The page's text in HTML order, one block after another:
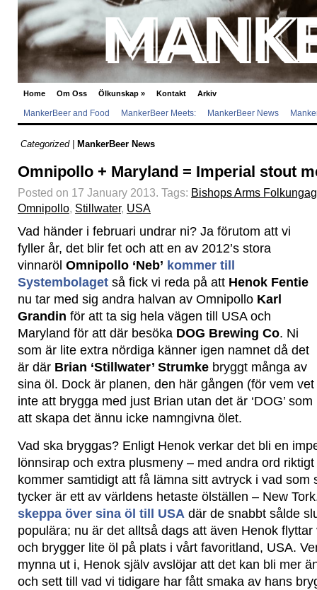
Home Om Oss Ölkunskap » Kontakt Arkiv
MankerBeer and Food MankerBeer Meets: MankerBeer News
Categorized | MankerBeer News
Omnipollo + Maryland = Imperial stout
Posted on 17 January 2013. Tags: Bishops Arms
Omnipollo, Stillwater, USA
Vad händer i februari undrar ni? Ja förutom att vi
fyller år, det blir fet och att en av 2012’s stora
vinnaröl Omnipollo ‘Neb’ kommer till
Systembolaget så fick vi reda på att Henok Fentie
nu tar med sig andra halvan av Omnipollo Karl
Grandin för att ta sig hela vägen till USA och
Maryland för att där besöka DOG Brewing Co. Ni
som är lite extra nördiga känner igen namnet då det
är där Brian ‘Stillwater’ Strumke bryggt många av
sina öl. Dock är planen, den här gången (för vem
inte att brygga med just Brian utan det är ‘DOG’
att skapa det ännu icke namngivna ölet.
Vad ska bryggas? Enligt Henok verkar det bli en
lönnsirap och extra plusmeny – med andra ord
kommer samtidigt att få lämna sitt avtryck i vad som
tycker är ett av världens hetaste ölställen – New
skeppa över sina öl till USA där de snabbt sålde
populära; nu är det alltså dags att även Henok
och brygger lite öl på plats i vårt favoritland, USA.
mynna ut i, Henok själv avslöjar att det kan bli mer
och sett till vad vi tidigare har fått smaka av hans